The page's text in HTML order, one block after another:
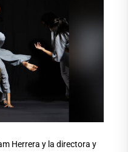
Herrera y la directora y